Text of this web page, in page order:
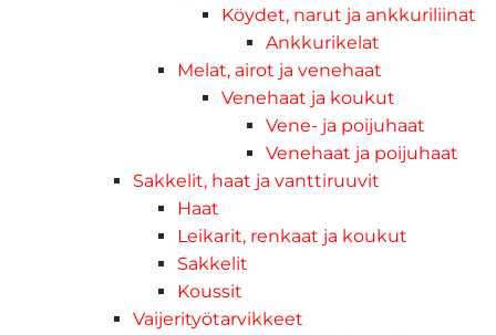
Köydet, narut ja ankkuriliinat
Ankkurikelat
Melat, airot ja venehaat
Venehaat ja koukut
Vene- ja poijuhaat
Venehaat ja poijuhaat
Sakkelit, haat ja vanttiruuvit
Haat
Leikarit, renkaat ja koukut
Sakkelit
Koussit
Vaijerityötarvikkeet